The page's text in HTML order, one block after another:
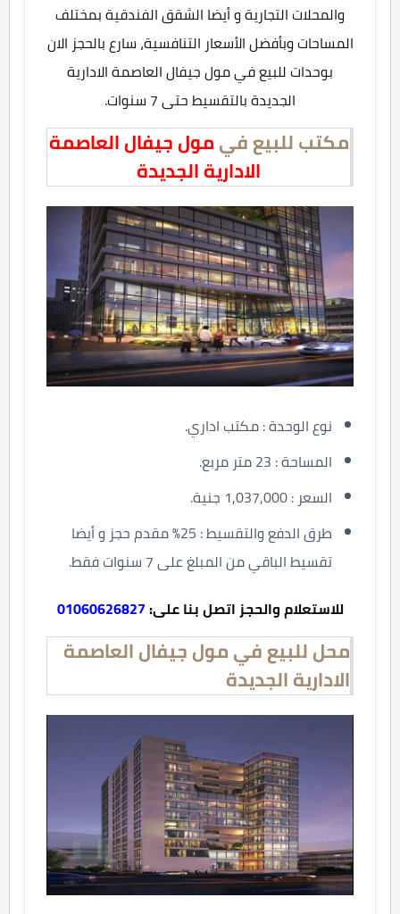
والمحلات التجارية و أيضا الشقق الفندقية بمختلف
المساحات وبأفضل الأسعار التنافسية، سارع بالحجز الان
بوحدات للبيع في مول جيفال العاصمة الادارية
الجديدة بالتقسيط حتى 7 سنوات.
مكتب للبيع فيمول جيفال العاصمة
الادارية الجديدة
نوع الوحدة : مكتب اداري.
المساحة : 23 متر مربع.
السعر : 1,037,000 جنية.
طرق الدفع والتقسيط : 25% مقدم حجز و أيضا
تقسيط الباقي من المبلغ على 7 سنوات فقط.
للاستعلام والحجز اتصل بنا على:01060626827
محل للبيع في مول جيفال العاصمة
الادارية الجديدة